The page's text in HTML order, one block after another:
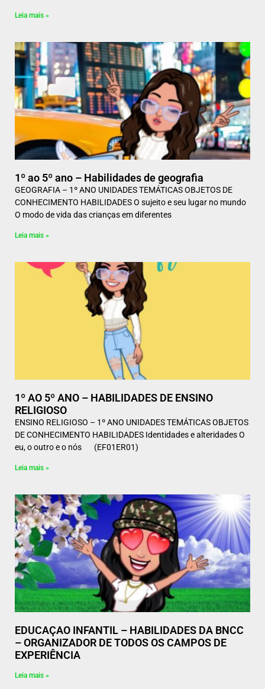
Leia mais »
1º ao 5º ano – Habilidades de geografia
GEOGRAFIA – 1º ANO UNIDADES TEMÁTICAS OBJETOS DE
CONHECIMENTO HABILIDADES O sujeito e seu lugar no mundo
O modo de vida das crianças em diferentes
Leia mais »
1º AO 5º ANO – HABILIDADES DE ENSINO
RELIGIOSO
ENSINO RELIGIOSO – 1º ANO UNIDADES TEMÁTICAS OBJETOS
DE CONHECIMENTO HABILIDADES Identidades e alteridades O
eu, o outro e o nós (EF01ER01)
Leia mais »
EDUCAÇAO INFANTIL – HABILIDADES DA BNCC
– ORGANIZADOR DE TODOS OS CAMPOS DE
EXPERIÊNCIA
Leia mais »